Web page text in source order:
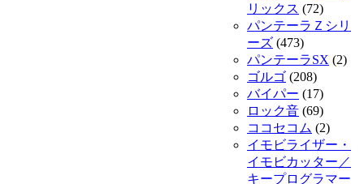
リックス (72)
パンテーラＺシリ
ーズ (473)
パンテーラSX (2)
ゴルゴ (208)
バイパー (17)
ロック音 (69)
ココセコム (2)
イモビライザー・
イモビカッター／
キープログラマー